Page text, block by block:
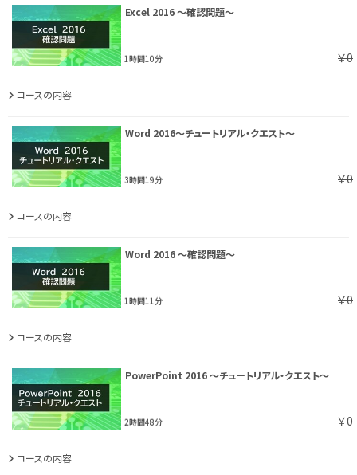
Excel 2016 ～確認問題～
1時間10分 ￥0
コースの内容
Word 2016～チュートリアル・クエスト～
3時間19分 ￥0
コースの内容
Word 2016 ～確認問題～
1時間11分 ￥0
コースの内容
PowerPoint 2016 ～チュートリアル・クエスト～
2時間48分 ￥0
コースの内容